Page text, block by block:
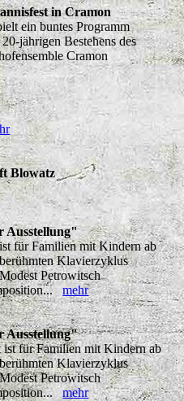
in Cramon
ein buntes Programm
jährigen Bestehens des
Cramon
Blowatz
Ausstellung"
für Familien mit Kindern ab
Klavierzyklus
Petrowitsch
mehr
Ausstellung"
ist für Familien mit Kindern ab
Klavierzyklus
Petrowitsch
mehr